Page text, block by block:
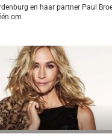
en haar partner Paul
om